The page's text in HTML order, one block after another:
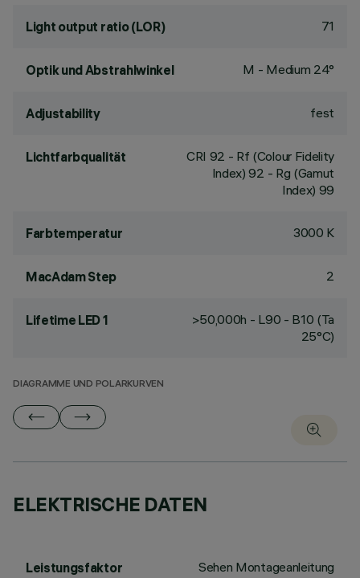
Light output ratio (LOR) 71
Optik und Abstrahlwinkel M - Medium 24°
Adjustability fest
Lichtfarbqualität CRI 92 - Rf (Colour Fidelity
Index) 92 - Rg (Gamut
Index) 99
Farbtemperatur 3000 K
MacAdam Step 2
Lifetime LED 1
>50,000h - L90 - B10 (Ta
25°C)
DIAGRAMME UND POLARKURVEN
ELEKTRISCHE DATEN
Leistungsfaktor Sehen Montageanleitung